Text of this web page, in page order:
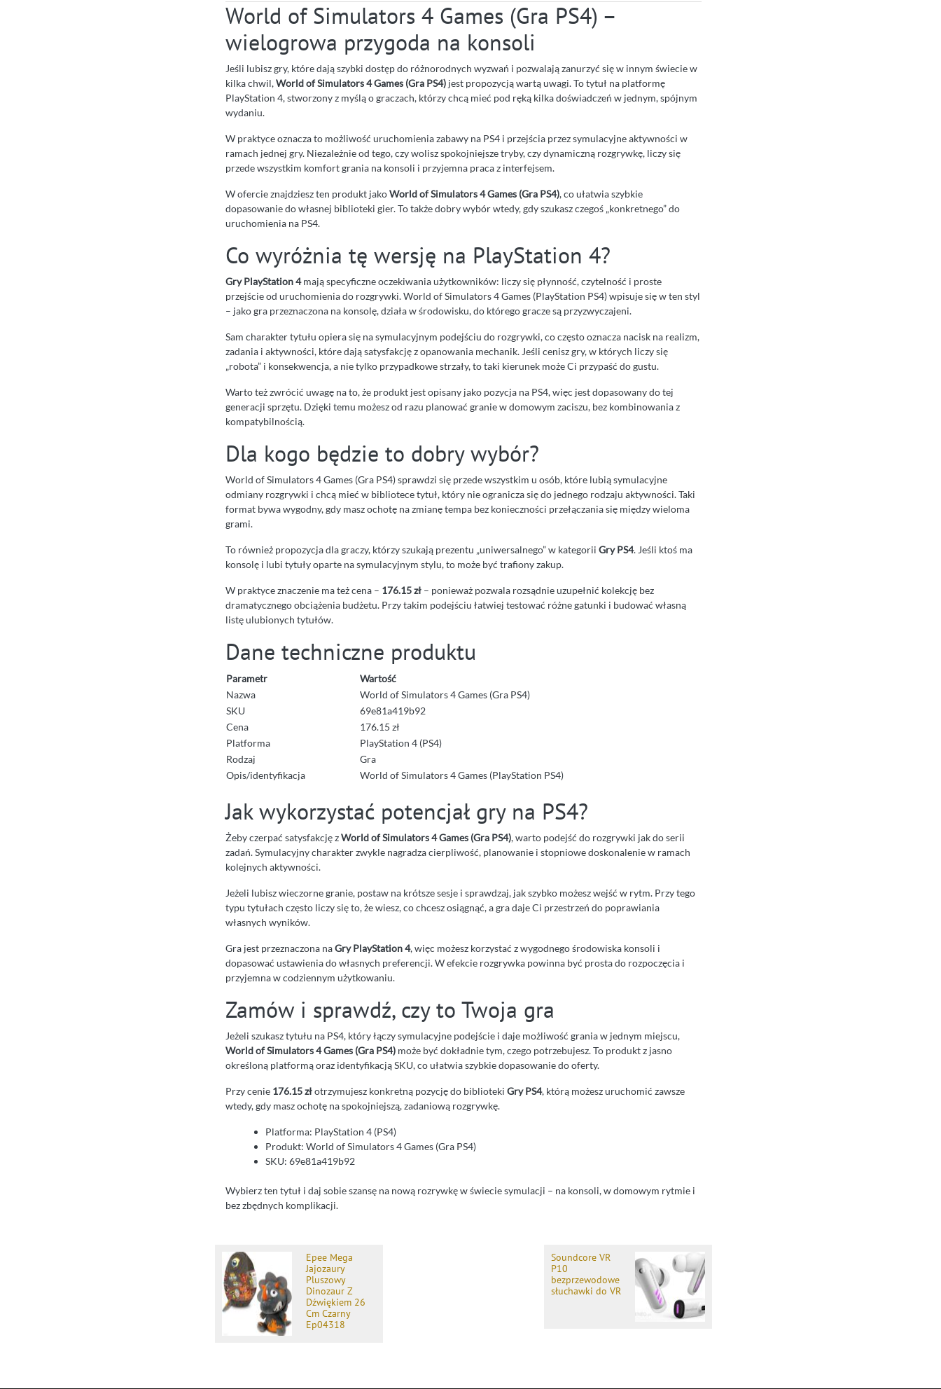
World of Simulators 4 Games (Gra PS4) –
wielogrowa przygoda na konsoli
Jeśli lubisz gry, które dają szybki dostęp do różnorodnych wyzwań i pozwalają zanurzyć się w innym świecie w
kilka chwil,World of Simulators 4 Games (Gra PS4) jest propozycją wartą uwagi. To tytuł na platformę
PlayStation 4, stworzony z myślą o graczach, którzy chcą mieć pod ręką kilka doświadczeń w jednym, spójnym
wydaniu.
W praktyce oznacza to możliwość uruchomienia zabawy na PS4 i przejścia przez symulacyjne aktywności w
ramach jednej gry. Niezależnie od tego, czy wolisz spokojniejsze tryby, czy dynamiczną rozgrywkę, liczy się
przede wszystkim komfort grania na konsoli i przyjemna praca z interfejsem.
W ofercie znajdziesz ten produkt jakoWorld of Simulators 4 Games (Gra PS4), co ułatwia szybkie
dopasowanie do własnej biblioteki gier. To także dobry wybór wtedy, gdy szukasz czegoś „konkretnego” do
uruchomienia na PS4.
Co wyróżnia tę wersję na PlayStation 4?
Gry PlayStation 4mają specyficzne oczekiwania użytkowników: liczy się płynność, czytelność i proste
przejście od uruchomienia do rozgrywki. World of Simulators 4 Games (PlayStation PS4) wpisuje się w ten styl
– jako gra przeznaczona na konsolę, działa w środowisku, do którego gracze są przyzwyczajeni.
Sam charakter tytułu opiera się na symulacyjnym podejściu do rozgrywki, co często oznacza nacisk na realizm,
zadania i aktywności, które dają satysfakcję z opanowania mechanik. Jeśli cenisz gry, w których liczy się
„robota” i konsekwencja, a nie tylko przypadkowe strzały, to taki kierunek może Ci przypaść do gustu.
Warto też zwrócić uwagę na to, że produkt jest opisany jako pozycja na PS4, więc jest dopasowany do tej
generacji sprzętu. Dzięki temu możesz od razu planować granie w domowym zaciszu, bez kombinowania z
kompatybilnością.
Dla kogo będzie to dobry wybór?
World of Simulators 4 Games (Gra PS4) sprawdzi się przede wszystkim u osób, które lubią symulacyjne
odmiany rozgrywki i chcą mieć w bibliotece tytuł, który nie ogranicza się do jednego rodzaju aktywności. Taki
format bywa wygodny, gdy masz ochotę na zmianę tempa bez konieczności przełączania się między wieloma
grami.
To również propozycja dla graczy, którzy szukają prezentu „uniwersalnego” w kategorii Gry PS4. Jeśli ktoś ma
konsolę i lubi tytuły oparte na symulacyjnym stylu, to może być trafiony zakup.
W praktyce znaczenie ma też cena – 176.15 zł – ponieważ pozwala rozsądnie uzupełnić kolekcję bez
dramatycznego obciążenia budżetu. Przy takim podejściu łatwiej testować różne gatunki i budować własną
listę ulubionych tytułów.
Dane techniczne produktu
Parametr
Wartość
Nazwa
World of Simulators 4 Games (Gra PS4)
SKU
69e81a419b92
Cena
176.15 zł
Platforma
PlayStation 4 (PS4)
Rodzaj
Gra
Opis/identyfikacja
World of Simulators 4 Games (PlayStation PS4)
Jak wykorzystać potencjał gry na PS4?
Żeby czerpać satysfakcję zWorld of Simulators 4 Games (Gra PS4), warto podejść do rozgrywki jak do serii
zadań. Symulacyjny charakter zwykle nagradza cierpliwość, planowanie i stopniowe doskonalenie w ramach
kolejnych aktywności.
Jeżeli lubisz wieczorne granie, postaw na krótsze sesje i sprawdzaj, jak szybko możesz wejść w rytm. Przy tego
typu tytułach często liczy się to, że wiesz, co chcesz osiągnąć, a gra daje Ci przestrzeń do poprawiania
własnych wyników.
Gra jest przeznaczona naGry PlayStation 4, więc możesz korzystać z wygodnego środowiska konsoli i
dopasować ustawienia do własnych preferencji. W efekcie rozgrywka powinna być prosta do rozpoczęcia i
przyjemna w codziennym użytkowaniu.
Zamów i sprawdź, czy to Twoja gra
Jeżeli szukasz tytułu na PS4, który łączy symulacyjne podejście i daje możliwość grania w jednym miejscu,
World of Simulators 4 Games (Gra PS4) może być dokładnie tym, czego potrzebujesz. To produkt z jasno
określoną platformą oraz identyfikacją SKU, co ułatwia szybkie dopasowanie do oferty.
Przy cenie 176.15 złotrzymujesz konkretną pozycję do biblioteki Gry PS4, którą możesz uruchomić zawsze
wtedy, gdy masz ochotę na spokojniejszą, zadaniową rozgrywkę.
Platforma: PlayStation 4 (PS4)
Produkt: World of Simulators 4 Games (Gra PS4)
SKU: 69e81a419b92
Wybierz ten tytuł i daj sobie szansę na nową rozrywkę w świecie symulacji – na konsoli, w domowym rytmie i
bez zbędnych komplikacji.
Epee Mega
Jajozaury
Pluszowy
Dinozaur Z
Dźwiękiem 26
Cm Czarny
Ep04318
Soundcore VR
P10
bezprzewodowe
słuchawki do VR